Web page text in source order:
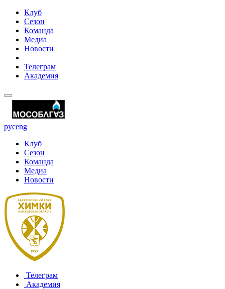
Клуб
Сезон
Команда
Медиа
Новости
Телеграм
Академия
русeng
Клуб
Сезон
Команда
Медиа
Новости
Телеграм
Академия